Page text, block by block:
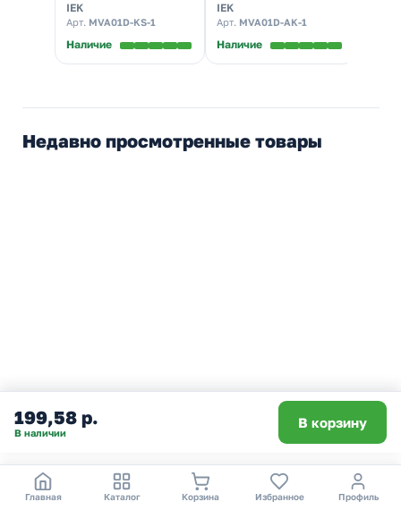
100
IEK
Арт. MVA01D-KS-1
Наличие
100
IEK
Арт. MVA01D-AK-1
Наличие
Недавно просмотренные товары
199,58 р.
В наличии
В корзину
О компании Покупателям Получение и оплата
Главная Каталог Корзина Избранное Профиль